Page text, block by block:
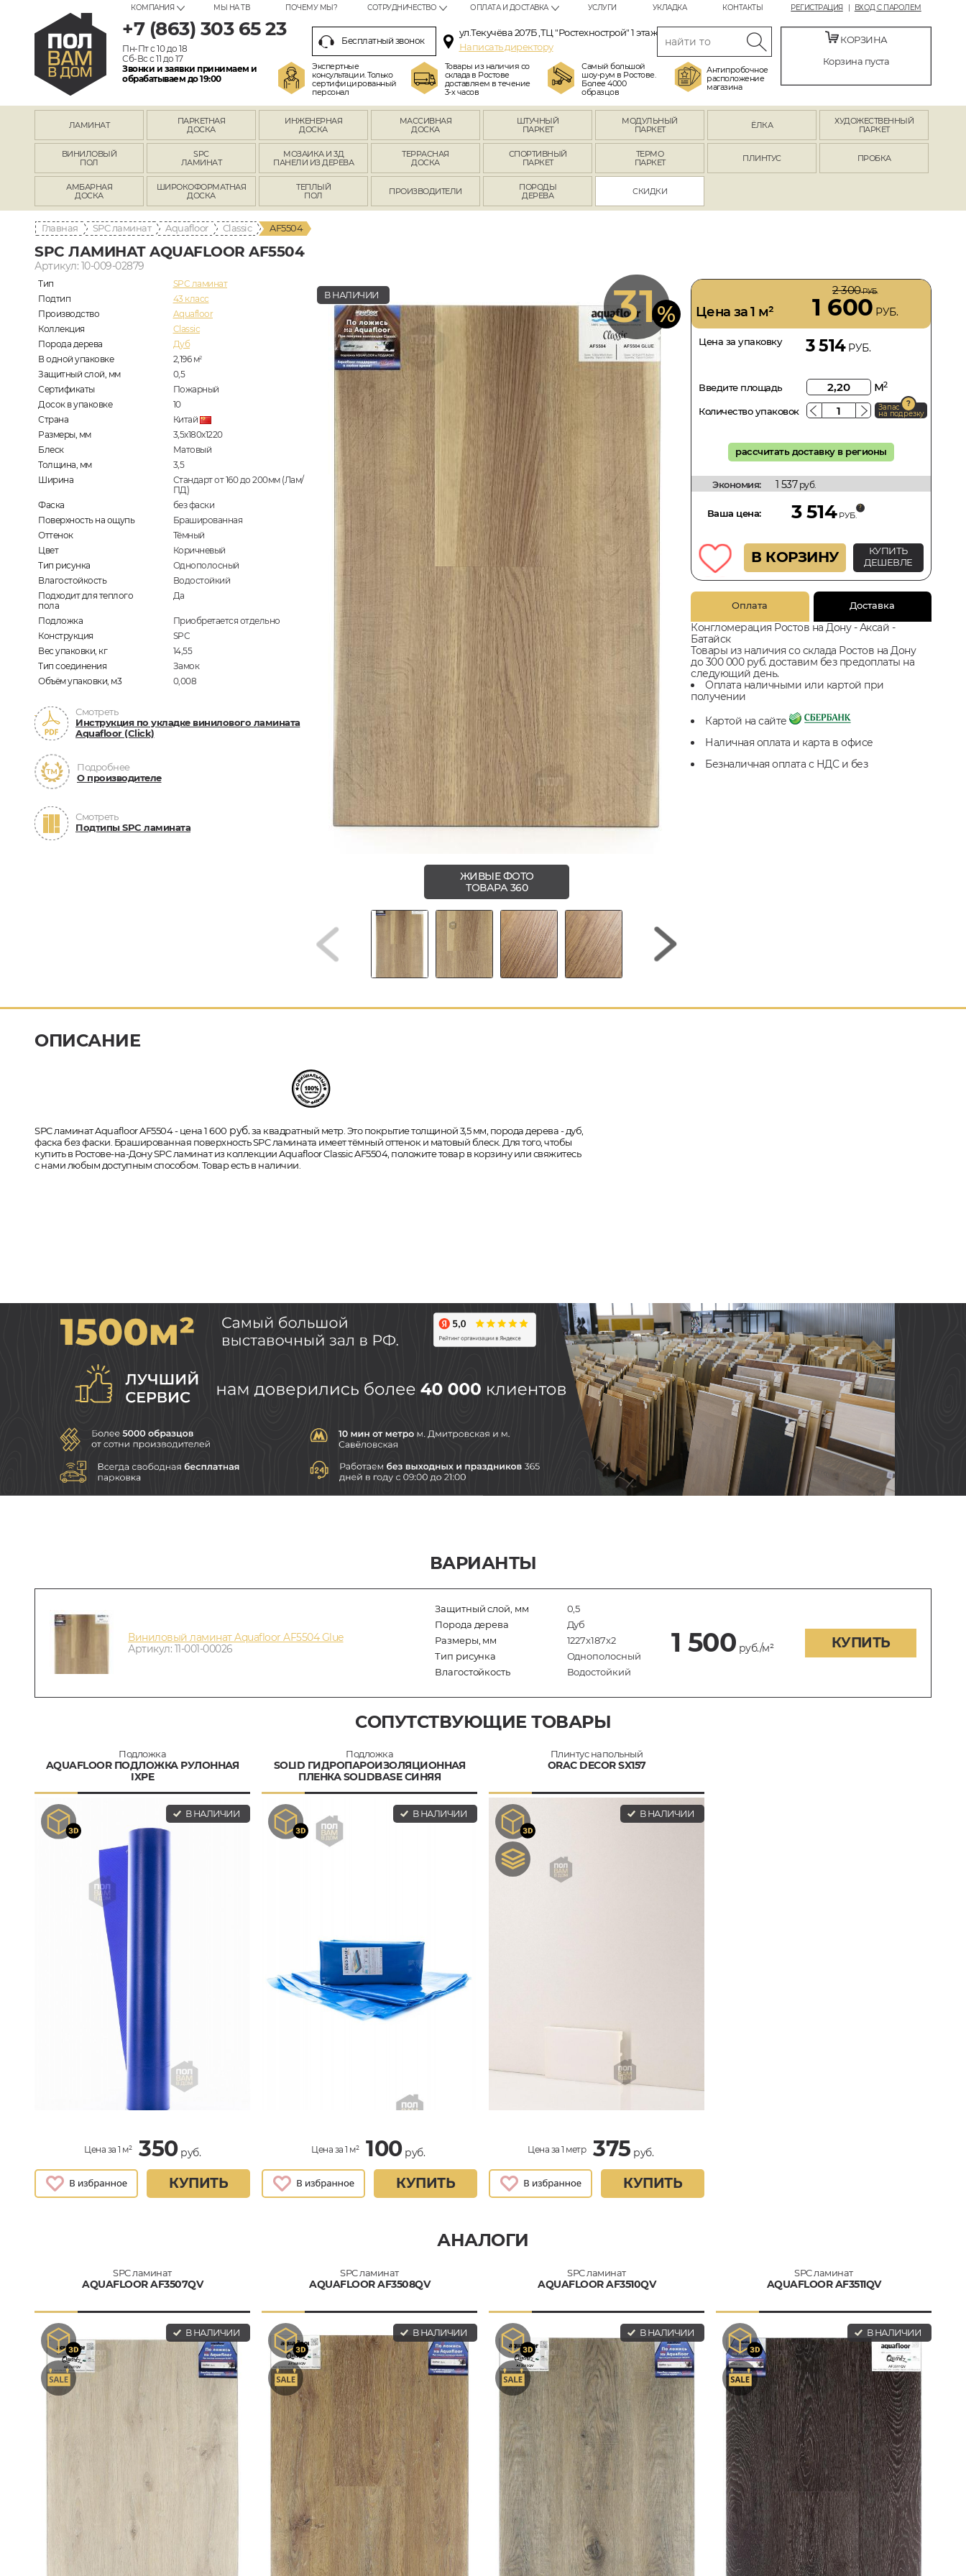
РЕГИСТРАЦИЯ ВХОД С ПАРОЛЕМ
КОМПАНИЯ МЫ НА ТВ ПОЧЕМУ МЫ? СОТРУДНИЧЕСТВО ОПЛАТА И ДОСТАВКА УСЛУГИ УКЛАДКА КОНТАКТЫ
+7 (863) 303 65 23
Пн-Пт с 10 до 18
Сб-Вс с 11 до 17
Звонки и заявки принимаем и
обрабатываем до 19:00
Бесплатный звонок
ул.Текучёва 207Б ,ТЦ "Ростехнострой" 1 этаж
Написать директору
Экспертные
консультации. Только
сертифицированный
персонал
Товары из наличия со
склада в Ростове
доставляем в течение
3-х часов
Самый большой
шоу-рум в Ростове.
Более 4000
образцов
Антипробочное
расположение
магазина
КОРЗИНА
Корзина пуста
ЛАМИНАТ
ПАРКЕТНАЯ
ДОСКА
ИНЖЕНЕРНАЯ
ДОСКА
МАССИВНАЯ
ДОСКА
ШТУЧНЫЙ
ПАРКЕТ
МОДУЛЬНЫЙ
ПАРКЕТ
ЁЛКА
ХУДОЖЕСТВЕННЫЙ
ПАРКЕТ
ВИНИЛОВЫЙ
ПОЛ
SPC
ЛАМИНАТ
МОЗАИКА И 3Д
ПАНЕЛИ ИЗ ДЕРЕВА
ТЕРРАСНАЯ
ДОСКА
СПОРТИВНЫЙ
ПАРКЕТ
ТЕРМО
ПАРКЕТ
ПЛИНТУС ПРОБКА
АМБАРНАЯ
ДОСКА
ШИРОКОФОРМАТНАЯ
ДОСКА
ТЕПЛЫЙ
ПОЛ
ПРОИЗВОДИТЕЛИ
ПОРОДЫ
ДЕРЕВА
СКИДКИ
Главная SPC ламинат Aquafloor Classic AF5504
SPC ЛАМИНАТ AQUAFLOOR AF5504
Артикул: 10-009-02879
Тип
SPC ламинат
Подтип
43 класс
Производство
Aquafloor
Коллекция
Classic
Порода дерева
Дуб
В одной упаковке
2,196 м2
Защитный слой, мм
0,5
Сертификаты
Пожарный
Досок в упаковке
10
Страна
Китай
Размеры, мм
3,5х180х1220
Блеск
Матовый
Толщина, мм
3,5
Ширина
Стандарт от 160 до 200мм (Лам/
ПД)
Фаска
без фаски
Поверхность на ощупь
Брашированная
Оттенок
Тёмный
Цвет
Коричневый
Тип рисунка
Однополосный
Влагостойкость
Водостойкий
Подходит для теплого
пола
Да
Подложка
Приобретается отдельно
Конструкция
SPC
Вес упаковки, кг
14,55
Тип соединения
Замок
Объём упаковки, м3
0,008
Смотреть
Инструкция по укладке винилового ламината
Aquafloor (Click)
Подробнее
О производителе
Смотреть
Подтипы SPC ламината
31%
В НАЛИЧИИ
ЖИВЫЕ ФОТО
ТОВАРА 360
Цена за 1 м²
2 300РУБ.
1 600 РУБ.
Цена за упаковку 3 514РУБ.
Введите площадь м2
Количество упаковок Запас
на подрезку
рассчитать доставку в регионы
Экономия: 1 537руб.
Ваша цена: 3 514 РУБ.
В КОРЗИНУ
КУПИТЬ
ДЕШЕВЛЕ
Оплата Доставка
Конгломерация Ростов на Дону - Аксай -
Батайск
Товары из наличия со склада Ростов на Дону
до 300 000 руб. доставим без предоплаты на
следующий день.
Оплата наличными или картой при
получении
Картой на сайте
Наличная оплата и карта в офисе
Безналичная оплата с НДС и без
ОПИСАНИЕ
SPC ламинат Aquafloor AF5504 - цена 1 600 руб.за квадратный метр. Это покрытие толщиной 3,5 мм, порода дерева - дуб,
фаска без фаски. Брашированная поверхность SPC ламината имеет тёмный оттенок и матовый блеск. Для того, чтобы
купить в Ростове-на-Дону SPC ламинат из коллекции Aquafloor Classic AF5504, положите товар в корзину или свяжитесь
с нами любым доступным способом. Товар есть в наличии.
ВАРИАНТЫ
Виниловый ламинат Aquafloor AF5504 Glue
Артикул: 11-001-00026
Защитный слой, мм
0,5
Порода дерева
Дуб
Размеры, мм
1227x187x2
Тип рисунка
Однополосный
Влагостойкость
Водостойкий
1 500 руб./м² КУПИТЬ
СОПУТСТВУЮЩИЕ ТОВАРЫ
Подложка
AQUAFLOOR ПОДЛОЖКА РУЛОННАЯ
IXPE
В НАЛИЧИИ
Цена за 1 м² 350руб.
КУПИТЬ
Подложка
SOLID ГИДРОПАРОИЗОЛЯЦИОННАЯ
ПЛЕНКА SOLIDBASE СИНЯЯ
В НАЛИЧИИ
Цена за 1 м² 100руб.
КУПИТЬ
Плинтус напольный
ORAC DECOR SX157
В НАЛИЧИИ
Цена за 1 метр 375 руб.
КУПИТЬ
АНАЛОГИ
SPC ламинат
AQUAFLOOR AF3507QV
В НАЛИЧИИ
SPC ламинат
AQUAFLOOR AF3508QV
В НАЛИЧИИ
SPC ламинат
AQUAFLOOR AF3510QV
В НАЛИЧИИ
SPC ламинат
AQUAFLOOR AF3511QV
В НАЛИЧИИ